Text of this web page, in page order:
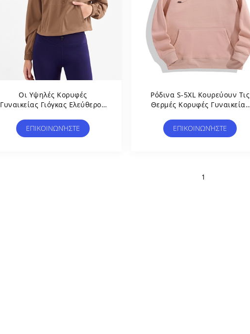
Οι Υψηλές Κορυφές
Γυναικείας Γιόγκας Ελεύθερου
Πυκνώνουν Το Ημι Φερμουάρ
Για Τις Γυναίκες
ΕΠΙΚΟΙΝΩΝΉΣΤΕ
Ρόδινα S-5XL Κουρεύουν Τις
Θερμές Κορυφές Γυναικείας
Υπαίθριο Αθλητισμό Hoodie
ΕΠΙΚΟΙΝΩΝΉΣΤΕ
1